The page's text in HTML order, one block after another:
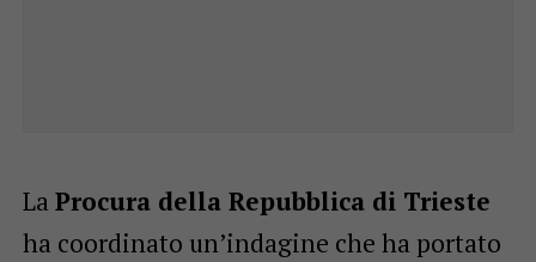
La Procura della Repubblica di Trieste
ha coordinato un’indagine che ha portato